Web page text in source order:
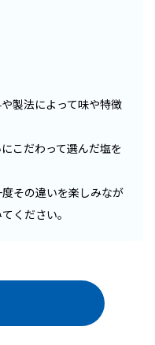
製法によって味や特徴
こだわって選んだ塩を
その違いを楽しみなが
ください。